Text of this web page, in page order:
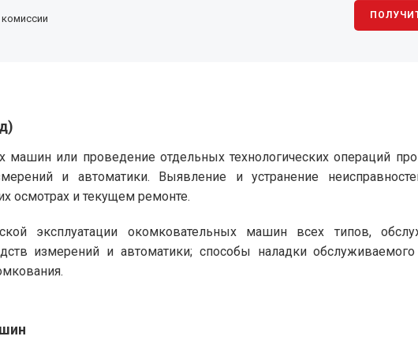
машин или проведение отдельных технологических операций
и автоматики. Выявление и устранение
осмотрах и текущем ремонте.
эксплуатации окомковательных машин всех типов,
измерений и автоматики; способы наладки